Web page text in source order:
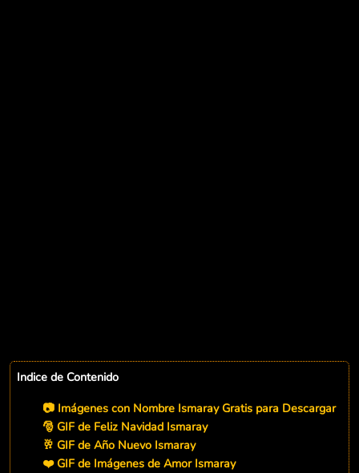
Indice de Contenido
📷 Imágenes con Nombre Ismaray Gratis para Descargar
🎅 GIF de Feliz Navidad Ismaray
🥂 GIF de Año Nuevo Ismaray
❤️ GIF de Imágenes de Amor Ismaray